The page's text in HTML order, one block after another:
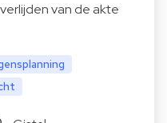
van de akte